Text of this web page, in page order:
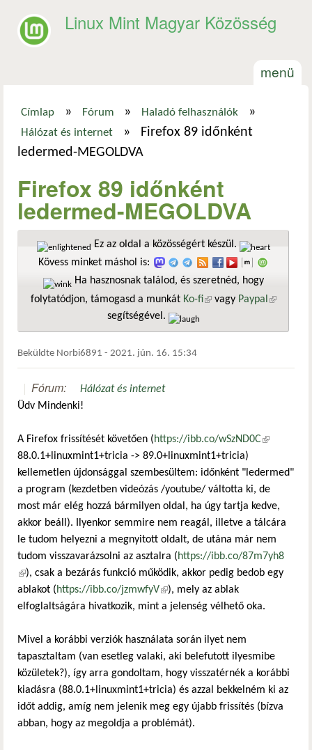
Linux Mint Magyar Közösség
menü
Jelenlegi hely
Címlap » Fórum » Haladó felhasználók »
Hálózat és internet »
Firefox 89 időnként
ledermed-MEGOLDVA
Firefox 89 időnként
ledermed-MEGOLDVA
Ez az oldal a közösségért készül.
Kövess minket máshol is:
Ha hasznosnak találod, és szeretnéd, hogy
folytatódjon, támogasd a munkát Ko-fi(külső hivatkozás)
vagy Paypal
segítségével.
Beküldte Norbi6891 - 2021. jún. 16. 15:34
Fórum:
Hálózat és internet
Üdv Mindenki!
A Firefox frissítését követően (https://ibb.co/wSzND0C(külső
88.0.1+linuxmint1+tricia -> 89.0+linuxmint1+tricia)
kellemetlen újdonsággal szembesültem: időnként "ledermed"
a program (kezdetben videózás /youtube/ váltotta ki, de
most már elég hozzá bármilyen oldal, ha úgy tartja kedve,
akkor beáll). Ilyenkor semmire nem reagál, illetve a tálcára
le tudom helyezni a megnyitott oldalt, de utána már nem
tudom visszavarázsolni az asztalra (https://ibb.co/87m7yh8
(külső hivatkozás)
), csak a bezárás funkció működik, akkor pedig bedob egy
ablakot (https://ibb.co/jzmwfyV(külső hivatkozás)
), mely az ablak
elfoglaltságára hivatkozik, mint a jelenség vélhető oka.
Mivel a korábbi verziók használata során ilyet nem
tapasztaltam (van esetleg valaki, aki belefutott ilyesmibe
közületek?), így arra gondoltam, hogy visszatérnék a korábbi
kiadásra (88.0.1+linuxmint1+tricia) és azzal bekkelném ki az
időt addig, amíg nem jelenik meg egy újabb frissítés (bízva
abban, hogy az megoldja a problémát).